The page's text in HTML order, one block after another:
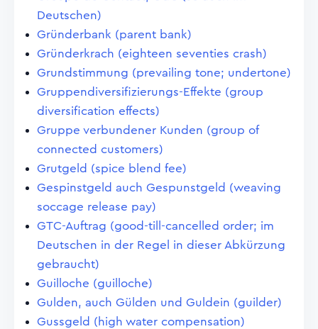
Deutschen)
Gründerbank (parent bank)
Gründerkrach (eighteen seventies crash)
Grundstimmung (prevailing tone; undertone)
Gruppendiversifizierungs-Effekte (group
diversification effects)
Gruppe verbundener Kunden (group of
connected customers)
Grutgeld (spice blend fee)
Gespinstgeld auch Gespunstgeld (weaving
soccage release pay)
GTC-Auftrag (good-till-cancelled order; im
Deutschen in der Regel in dieser Abkürzung
gebraucht)
Guilloche (guilloche)
Gulden, auch Gülden und Guldein (guilder)
Gussgeld (high water compensation)